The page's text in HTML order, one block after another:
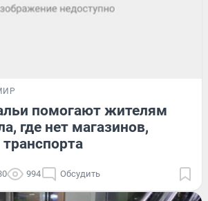
помогают жителям
где нет магазинов,
994 Обсудить